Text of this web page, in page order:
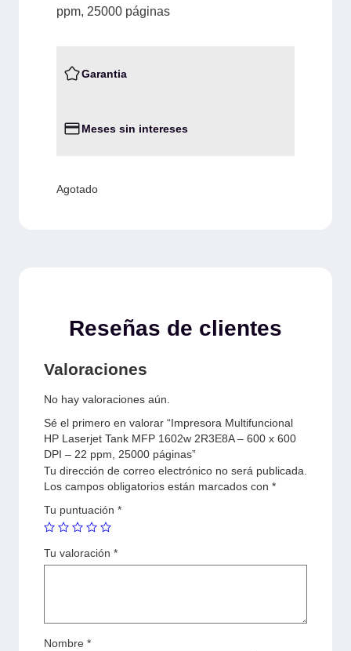
ppm, 25000 páginas
Garantia
Meses sin intereses
Agotado
Reseñas de clientes
Valoraciones
No hay valoraciones aún.
Sé el primero en valorar “Impresora Multifuncional
HP Laserjet Tank MFP 1602w 2R3E8A – 600 x 600
DPI – 22 ppm, 25000 páginas”
Tu dirección de correo electrónico no será publicada.
Los campos obligatorios están marcados con *
Tu puntuación *
Tu valoración *
Nombre *